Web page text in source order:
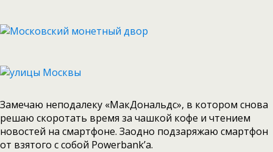
Замечаю неподалеку «МакДональдс», в котором снова
решаю скоротать время за чашкой кофе и чтением
новостей на смартфоне. Заодно подзаряжаю смартфон
от взятого с собой Powerbank’а.